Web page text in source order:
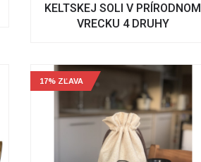
KELTSKEJ SOLI V PRÍRODNOM
VRECKU 4 DRUHY
17% ZĽAVA